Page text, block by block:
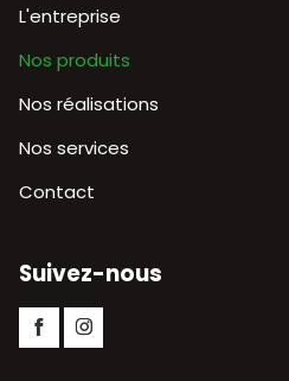
contenu
L'entreprise
Nos produits
Nos réalisations
Nos services
Contact
Suivez-nous
FacebookInstagram